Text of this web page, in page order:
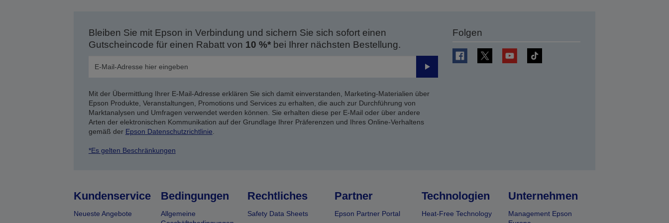
Bleiben Sie mit Epson in Verbindung und sichern Sie sich sofort einen
Gutscheincode für einen Rabatt von 10 %*bei Ihrer nächsten Bestellung.
Senden
Mit der Übermittlung Ihrer E-Mail-Adresse erklären Sie sich damit einverstanden, Marketing-Materialien über
Epson Produkte, Veranstaltungen, Promotions und Services zu erhalten, die auch zur Durchführung von
Marktanalysen und Umfragen verwendet werden können. Sie erhalten diese per E-Mail oder über andere
Arten der elektronischen Kommunikation auf der Grundlage Ihrer Präferenzen und Ihres Online-Verhaltens
gemäß der Epson Datenschutzrichtlinie.
*Es gelten Beschränkungen
Folgen
Kundenservice
Neueste Angebote
Bedingungen
Allgemeine
Rechtliches
Safety Data Sheets
Partner
Epson Partner Portal
Technologien
Heat-Free Technology
Unternehmen
Management Epson